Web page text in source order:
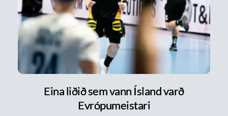
Eina liðið sem vann Ísland varð
Evrópumeistari